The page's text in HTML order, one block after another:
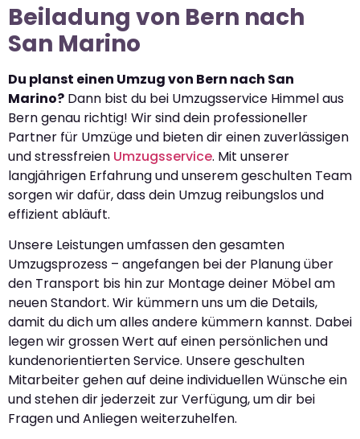
Beiladung von Bern nach
San Marino
Du planst einen Umzug von Bern nach San
Marino? Dann bist du bei Umzugsservice Himmel aus
Bern genau richtig! Wir sind dein professioneller
Partner für Umzüge und bieten dir einen zuverlässigen
und stressfreien Umzugsservice. Mit unserer
langjährigen Erfahrung und unserem geschulten Team
sorgen wir dafür, dass dein Umzug reibungslos und
effizient abläuft.
Unsere Leistungen umfassen den gesamten
Umzugsprozess – angefangen bei der Planung über
den Transport bis hin zur Montage deiner Möbel am
neuen Standort. Wir kümmern uns um die Details,
damit du dich um alles andere kümmern kannst. Dabei
legen wir grossen Wert auf einen persönlichen und
kundenorientierten Service. Unsere geschulten
Mitarbeiter gehen auf deine individuellen Wünsche ein
und stehen dir jederzeit zur Verfügung, um dir bei
Fragen und Anliegen weiterzuhelfen.